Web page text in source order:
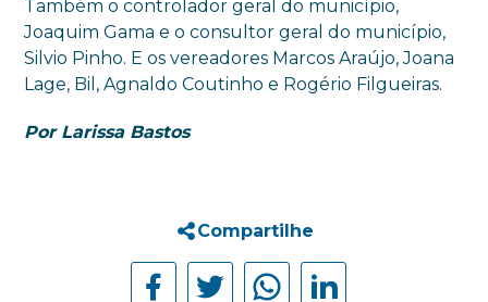
Também o controlador geral do município,
Joaquim Gama e o consultor geral do município,
Silvio Pinho. E os vereadores Marcos Araújo, Joana
Lage, Bil, Agnaldo Coutinho e Rogério Filgueiras.
Por Larissa Bastos
Compartilhe